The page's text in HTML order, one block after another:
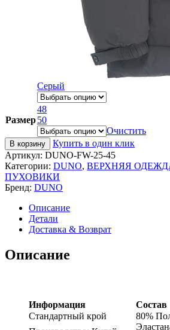
Серый
Размер
48
50
Очистить
В корзину
Купить в один клик
Артикул: DUNO-FW-25-45
Категории: DUNO, ВЕРХНЯЯ
ПУХОВИКИ
Бренд: DUNO
Описание
Детали
Доставка & Возврат
Описание
Информация
Стандартный крой
Состав
80%